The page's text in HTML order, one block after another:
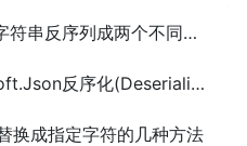
Json.NET 单个对象Json字符串反序列成两个不同实体对象
.NET Core 3.0 Newtonsoft.Json反序化(Deserialize)TimeSpan报错问题
换成指定字符的几种方法